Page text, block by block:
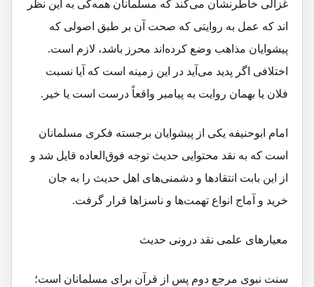
غزالی خاطرنشان می‌کند که مسلمانان همه‌گی به این نظر
اند که عمل به روایتی که صحت آن بر طبق اصولی که
پیشوایان مذاهب وضع کرده‌اند محرز باشد، لازم است.
اختلافی اگر پدید می‌آید در این زمینه است که آیا نسبت
فلان یا بهمان روایت به پیامبر واقعاً درست است یا خیر.
امام ابوحنیفه یکی از پیشوایان برجسته فکری مسلمانان
است که به نقد محتوایی حدیث توجه فوق‌العاده قایل شد و
از این بابت انتقادها و دشمنی‌های اهل حدیث را به جان
خرید و آماج انواع تهمت‌ها و ناسزاها قرار گرفت.
معیارهای علمی نقد درونی حدیث
سنت نبوی مرجع دوم پس از قرآن برای مسلمانان است؛